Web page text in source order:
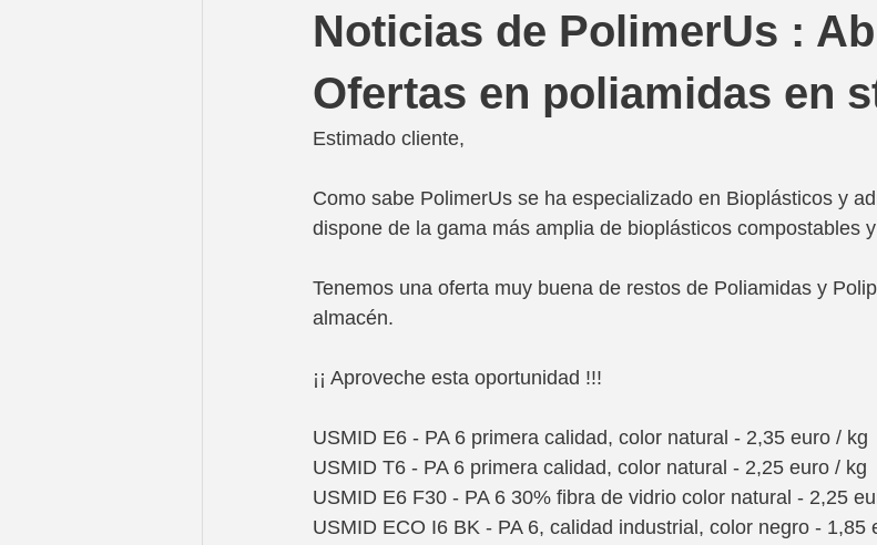
Noticias de PolimerUs :
Ofertas en poliamidas en
Estimado cliente,
Como sabe PolimerUs se ha especializado en Bioplásticos y
dispone de la gama más amplia de bioplásticos compostables
Tenemos una oferta muy buena de restos de Poliamidas y
almacén.
¡¡ Aproveche esta oportunidad !!!
USMID E6 - PA 6 primera calidad, color natural - 2,35 euro / kg
USMID T6 - PA 6 primera calidad, color natural - 2,25 euro / kg
USMID E6 F30 - PA 6 30% fibra de vidrio color natural - 2,25
USMID ECO I6 BK - PA 6, calidad industrial, color negro - 1,85